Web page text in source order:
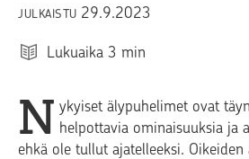
JULKAISTU 29.9.2023
Lukuaika 3 min
N ykyiset älypuhelimet ovat
helpottavia ominaisuuksia ja
ehkä ole tullut ajatelleeksi. Oikeiden